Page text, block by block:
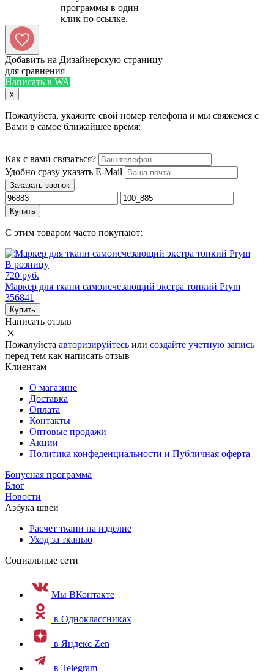
программы в один
Добавить на Дизайнерскую страницу
для сравнения
Написать в WA
x
Пожалуйста, укажите свой номер телефона и мы свяжемся с
Вами в самое ближайшее время:
Как с вами связаться?
Удобно сразу указать E-Mail
Заказать звонок
Купить
С этим товаром часто покупают:
В розницу
720 руб.
Маркер для ткани самоисчезающий экстра тонкий Prym
356841
Купить
Написать отзыв
Пожалуйста авторизируйтесь или создайте учетную запись
перед тем как написать отзыв
Клиентам
О магазине
Доставка
Оплата
Контакты
Оптовые продажи
Акции
Политика конфеденциальности и Публичная оферта
Бонусная программа
Блог
Новости
Азбука швеи
Расчет ткани на изделие
Уход за тканью
Социальные сети
Мы ВКонтакте
в Одноклассниках
в Яндекс Zen
в Telegram